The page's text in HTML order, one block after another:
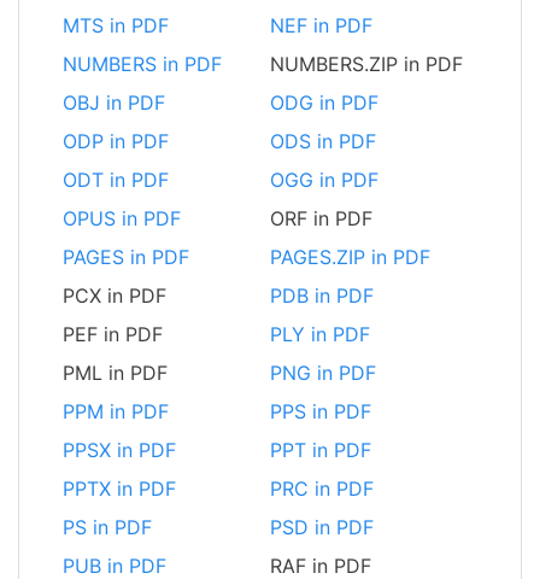
MTS in PDF
NEF in PDF
NUMBERS in PDF
NUMBERS.ZIP in PDF
OBJ in PDF
ODG in PDF
ODP in PDF
ODS in PDF
ODT in PDF
OGG in PDF
OPUS in PDF
ORF in PDF
PAGES in PDF
PAGES.ZIP in PDF
PCX in PDF
PDB in PDF
PEF in PDF
PLY in PDF
PML in PDF
PNG in PDF
PPM in PDF
PPS in PDF
PPSX in PDF
PPT in PDF
PPTX in PDF
PRC in PDF
PS in PDF
PSD in PDF
PUB in PDF
RAF in PDF